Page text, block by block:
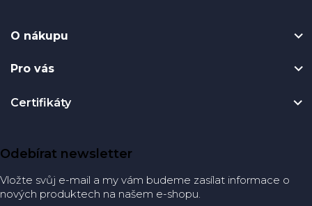
O nákupu
Pro vás
Certifikáty
Odebírat newsletter
Vložte svůj e-mail a my vám budeme zasílat informace o
nových produktech na našem e-shopu.